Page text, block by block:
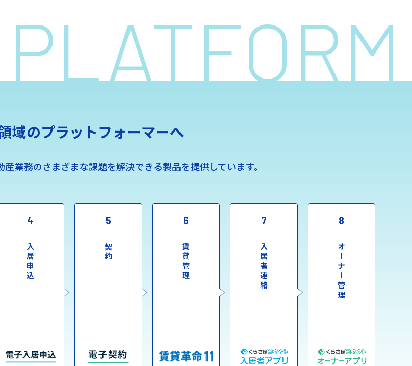
域のプラットフォーマーへ
業務のさまざまな課題を解決できる製品を提供しています。
4
入居申込
5
契約
6
賃貸管理
7
入居者連絡
8
オーナー管理